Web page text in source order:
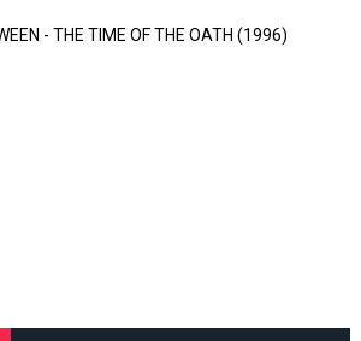
- THE TIME OF THE OATH (1996)